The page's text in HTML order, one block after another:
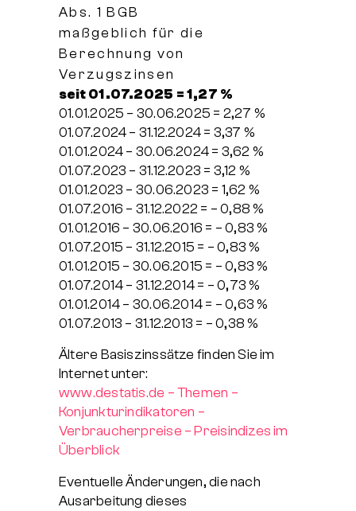
Abs. 1 BGB
maßgeblich für die
Berechnung von
Verzugszinsen
seit 01.07.2025 = 1,27 %
01.01.2025 – 30.06.2025 = 2,27 %
01.07.2024 – 31.12.2024 = 3,37 %
01.01.2024 – 30.06.2024 = 3,62 %
01.07.2023 – 31.12.2023 = 3,12 %
01.01.2023 – 30.06.2023 = 1,62 %
01.07.2016 – 31.12.2022 = – 0,88 %
01.01.2016 – 30.06.2016 = – 0,83 %
01.07.2015 – 31.12.2015 = – 0,83 %
01.01.2015 – 30.06.2015 = – 0,83 %
01.07.2014 – 31.12.2014 = – 0,73 %
01.01.2014 – 30.06.2014 = – 0,63 %
01.07.2013 – 31.12.2013 = – 0,38 %
Ältere Basiszinssätze finden Sie im
Internet unter:
www.destatis.de – Themen –
Konjunkturindikatoren –
Verbraucherpreise – Preisindizes im
Überblick
Eventuelle Änderungen, die nach
Ausarbeitung dieses